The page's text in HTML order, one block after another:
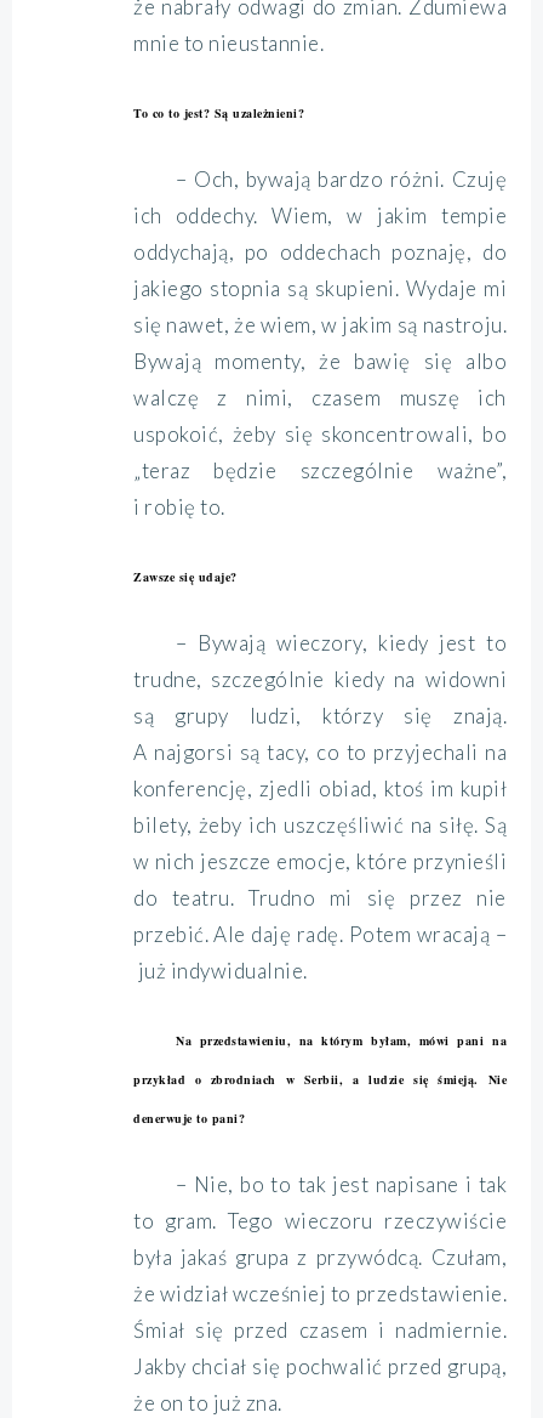
że nabrały odwagi do zmian. Zdumiewa
mnie to nieustannie.
To co to jest? Są uzależnieni?
– Och, bywają bardzo różni. Czuję
ich oddechy. Wiem, w jakim tempie
oddychają, po oddechach poznaję, do
jakiego stopnia są skupieni. Wydaje mi
się nawet, że wiem, w jakim są nastroju.
Bywają momenty, że bawię się albo
walczę z nimi, czasem muszę ich
uspokoić, żeby się skoncentrowali, bo
„teraz będzie szczególnie ważne”,
i robię to.
Zawsze się udaje?
– Bywają wieczory, kiedy jest to
trudne, szczególnie kiedy na widowni
są grupy ludzi, którzy się znają.
A najgorsi są tacy, co to przyjechali na
konferencję, zjedli obiad, ktoś im kupił
bilety, żeby ich uszczęśliwić na siłę. Są
w nich jeszcze emocje, które przynieśli
do teatru. Trudno mi się przez nie
przebić. Ale daję radę. Potem wracają –
już indywidualnie.
Na przedstawieniu, na którym byłam, mówi pani na
przykład o zbrodniach w Serbii, a ludzie się śmieją. Nie
denerwuje to pani?
– Nie, bo to tak jest napisane i tak
to gram. Tego wieczoru rzeczywiście
była jakaś grupa z przywódcą. Czułam,
że widział wcześniej to przedstawienie.
Śmiał się przed czasem i nadmiernie.
Jakby chciał się pochwalić przed grupą,
że on to już zna.